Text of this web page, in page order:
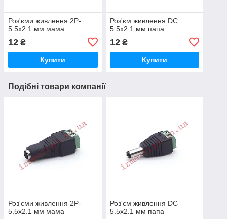
Роз'єми живлення 2P-
5.5x2.1 мм мама
12 ₴
Купити
Роз'єм живлення DC
5.5x2.1 мм папа
12₴
Купити
Подібні товари компанії
Роз'єми живлення 2P-
5.5x2.1 мм мама
Роз'єм живлення DC
5.5x2.1 мм папа